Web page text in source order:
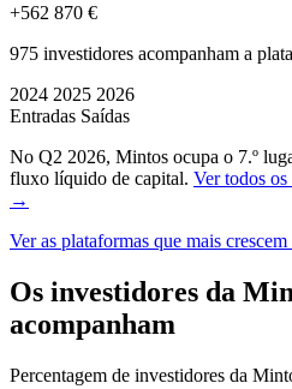
+562 870 €
975 investidores acompanham a
2024 2025 2026
Entradas Saídas
No Q2 2026, Mintos ocupa o 7.º
fluxo líquido de capital. Ver todos
→
Ver as plataformas que mais
Os investidores da
acompanham
Percentagem de investidores da